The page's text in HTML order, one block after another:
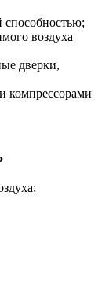
воздуха
дверки,
компрессорами